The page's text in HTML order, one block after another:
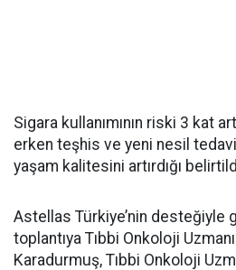
Sigara kullanımının riski 3 kat
erken teşhis ve yeni nesil
yaşam kalitesini artırdığı
Astellas Türkiye’nin desteğiyle
toplantıya Tıbbi Onkoloji
Karadurmuş, Tıbbi Onkoloji